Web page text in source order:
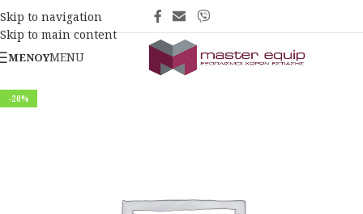
Skip to navigation
Skip to main content
ΜΕΝΟΎMENU
-20%